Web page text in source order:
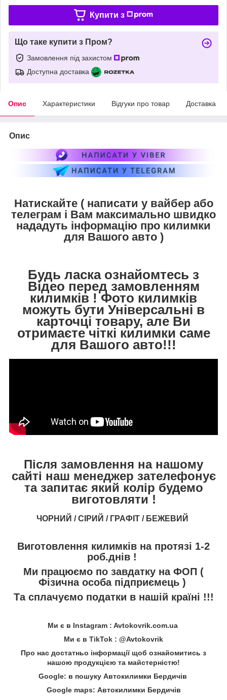
Купити з
Що таке купити з Пром?
Замовлення під захистом
Доступна доставка
Опис Характеристики Відгуки про товар Доставка
Опис
Натискайте ( написати у вайбер або
телеграм і Вам максимально швидко
нададуть інформацію про килимки
для Вашого авто )
Будь ласка ознайомтесь з
Відео перед замовленням
килимків ! Фото килимків
можуть бути Універсальні в
карточці товару, але Ви
отримаєте чіткі килимки саме
для Вашого авто!!!
Після замовлення на нашому
сайті наш менеджер зателефонує
та запитає який колір будемо
виготовляти !
ЧОРНИЙ / СІРИЙ / ГРАФІТ / БЕЖЕВИЙ
Виготовлення килимків на протязі 1-2
роб.днів !
Ми працюємо по завдатку на ФОП (
Фізична особа підприємець )
Та сплачуємо податки в нашій країні !!!
Ми є в Instagram : Avtokovrik.com.ua
Ми є в TikTok : @Avtokovrik
Про нас достатньо інформації щоб ознайомитись з
нашою продукцією та майстерністю!
Google: в пошуку Автокилимки Бердичів
Google maps: Автокилимки Бердичів